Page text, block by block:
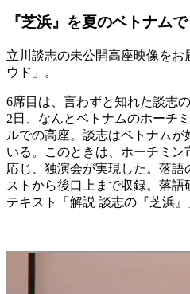
『芝浜』を夏のベトナムで
立川談志の未公開高座映像を
ウド」。
6席目は、言わずと知れた談志
2日、なんとベトナムのホーチ
ルでの高座。談志はベトナム
いる。このときは、ホーチミ
応じ、独演会が実現した。落語
ストから後口上まで収録。落
テキスト「解説 談志の『芝浜』